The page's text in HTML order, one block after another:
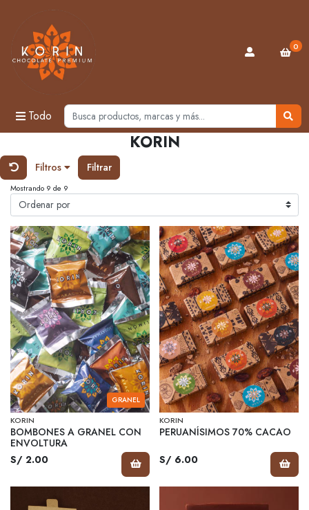
Todo
0
KORIN
Filtros Filtrar
Mostrando 9 de 9
GRANEL
KORIN
BOMBONES A GRANEL CON
ENVOLTURA
S/ 2.00
KORIN
PERUANÍSIMOS 70% CACAO
S/ 6.00